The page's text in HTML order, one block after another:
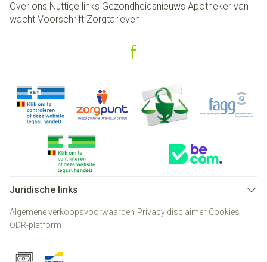
Over ons Nuttige links Gezondheidsnieuws Apotheker van
wacht Voorschrift Zorgtarieven
Juridische links
Algemene verkoopsvoorwaarden Privacy disclaimer Cookies
ODR-platform